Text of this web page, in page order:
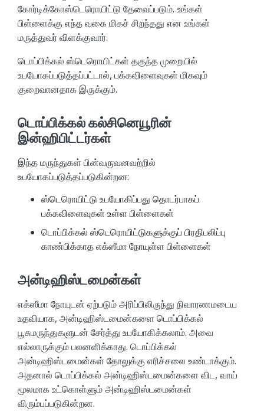
கோர்டிக்கோஸ்டெரொயிட்டு தேவைப்படும். உங்கள்
பிள்ளைக்கு எந்த வகை மிகச் சிறந்தது என உங்கள்
மருத்துவர் விளக்குவார்.
டொப்பிக்கல் ஸ்டெரொயிட்கள் தகுந்த முறையில்
உபயோகப்படுத்தப்பட்டால், பக்கவிளைவுகள் மிகவும்
குறைவானதாக இருக்கும்.
டொப்பிக்கல் கல்சினெயூரின்
இன்ஹிபிட்டர்கள்
இந்த மருந்துகள் பின்வருவனவற்றில்
உபயோகப்படுத்தப்படுகின்றன:
ஸ்டெரொயிட்டு உபயோகிப்பது தொடர்பாகப்
பக்கவிளைவுகள் உள்ள பிள்ளைகள்
டொப்பிக்கல் ஸ்டெரொயிட்டுகளுக்குப் பிரதிபலிப்பு
காண்பிக்காத எக்ஸீமா நோயுள்ள பிள்ளைகள்
அன்டிஹிஸ்டமைன்கள்
எக்ஸீமா நோயுடன் ஏற்படும் அரிப்பிலிருந்து நிவாரணமடைய
உதவியாக, அன்டிஹிஸ்டமைன்களை டொப்பிக்கல்
பூசுமருந்துகளுடன் சேர்த்து உபயோகிக்கலாம். அவை
எல்லாருக்கும் பலனளிக்காது. டொப்பிக்கல்
அன்டிஹிஸ்டமைன்கள் தோலுக்கு எரிச்சலை உண்டாக்கும்.
அதனால் டொப்பிக்கல் அன்டிஹிஸ்டமைன்களை விட, வாய்
மூலமாக உட்கொள்ளும் அன்டிஹிஸ்டமைன்கள்
விரும்பப்படுகின்றன.